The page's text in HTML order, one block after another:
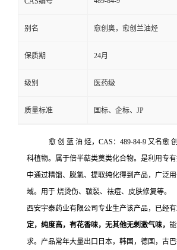
别名 愈创奥，愈创兰油烃
保质期 24月
级别 医药级
质量标准 国标、企标、JP
愈 创 蓝 油 烃，CAS：489-84-9 又名愈
科植物。属于倍半萜类薁类化合物。是利用专
中通过精馏、脱氢、提取纯化得到产品，广泛
域。用于 烧烫伤、皲裂、祛痘、皮肤修复等。
西安宇泰药业有限公司专业生产该产品，已经
定，纯度高，有花香味，无其他无刺激气味，
求。产品常年大量出口日本，韩国，德国，古